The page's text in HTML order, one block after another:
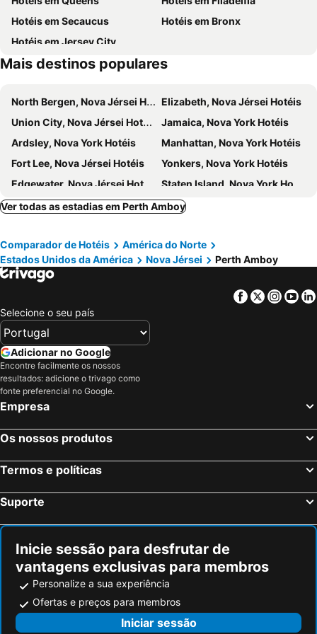
Tottenville
Richmond Valley
Charleston
Pleasant Plains
Prince's Bay
Woodrow
Gramercy Park
Meatpacking District
Washington Heights
74th St Broadway Metro Station
Times Sq 42nd St Metro Station
Newark City Hall
New Utrecht Ave Metro Station
Brooklyn Navy Yard
US Tennis Open
Hotéis em Secaucus
Hotéis em Bronx
Hotéis em Jersey City
Mais destinos populares
North Bergen, Nova Jérsei Hotéis
Elizabeth, Nova Jérsei Hotéis
Union City, Nova Jérsei Hotéis
Jamaica, Nova York Hotéis
Ardsley, Nova York Hotéis
Manhattan, Nova York Hotéis
Fort Lee, Nova Jérsei Hotéis
Yonkers, Nova York Hotéis
Edgewater, Nova Jérsei Hotéis
Staten Island, Nova York Hotéis
Rockville Centre, Nova York Hotéis
Hoboken, Nova Jérsei Hotéis
Carlstadt, Nova Jérsei Hotéis
Ridgefield Park, Nova Jérsei Hotéis
Stamford, Conecticute Hotéis Avenel, Nova Jérsei Hotéis
Englewood, Nova Jérsei Hotéis
Nova Iorque, Nova York Hotéis
Brooklyn, Nova York Hotéis
Roosevelt Island, Nova York Hotéis
Queens, Nova York Hotéis
Secaucus, Nova Jérsei Hotéis
Jersey City, Nova Jérsei Hotéis
Orlando, Flórida Hotéis
Las Vegas, Nevada Hotéis
Los Angeles, Califórnia Hotéis
Boston, Massachusetts Hotéis
Ver todas as estadias em Perth Amboy
Comparador de Hotéis
América do Norte
Estados Unidos da América
Nova Jérsei Perth Amboy
Facebook
Twitter
Selecione o seu país
Adicionar no Google
Encontre facilmente os nossos
resultados: adicione o trivago como
fonte preferencial no Google.
Empresa
Os nossos produtos
Termos e políticas
Suporte
Inicie sessão para desfrutar de
vantagens exclusivas para membros
Personalize a sua experiência
Ofertas e preços para membros
Iniciar sessão